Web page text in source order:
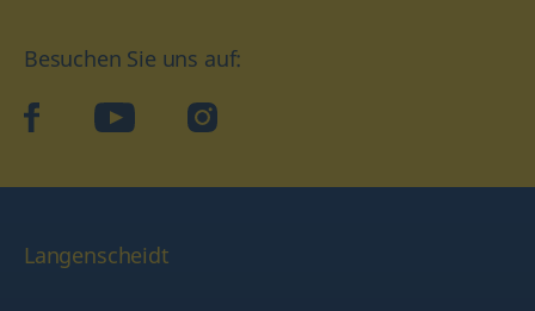
Besuchen Sie uns auf:
facebookYouTube Instagram
Langenscheidt